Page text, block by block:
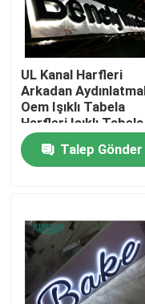
Kalite kontrol
Bize Ulaşın
Bir teklif isteği
Kanal harf işareti
Arkadan
UL Kanal Harfleri
Arkadan
Oem Işıklı Tabela
Harfleri Işıklı Tabela
Talep Gönder